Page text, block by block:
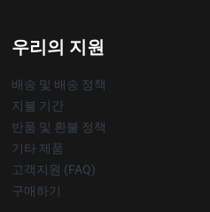
우리의 지원
배송 및 배송 정책
지불 기간
반품 및 환불 정책
기타 제품
고객지원 (FAQ)
구매하기